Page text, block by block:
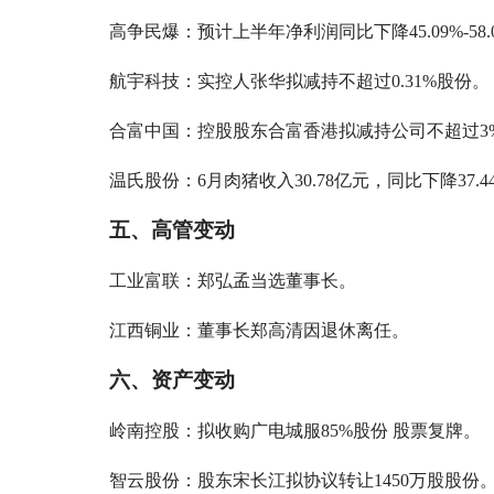
高争民爆：预计上半年净利润同比下降45.09%-
航宇科技：实控人张华拟减持不超过0.31%股份。
合富中国：控股股东合富香港拟减持公司不超过
温氏股份：6月肉猪收入30.78亿元，同比下降
五、高管变动
工业富联：郑弘孟当选董事长。
江西铜业：董事长郑高清因退休离任。
六、资产变动
岭南控股：拟收购广电城服85%股份 股票复牌。
智云股份：股东宋长江拟协议转让1450万股股份。